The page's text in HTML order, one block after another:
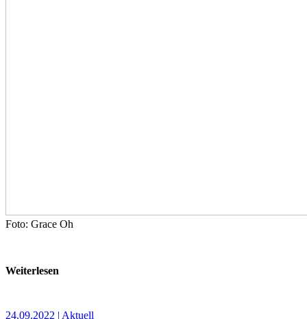
Foto: Grace Oh
Weiterlesen
24.09.2022 | Aktuell